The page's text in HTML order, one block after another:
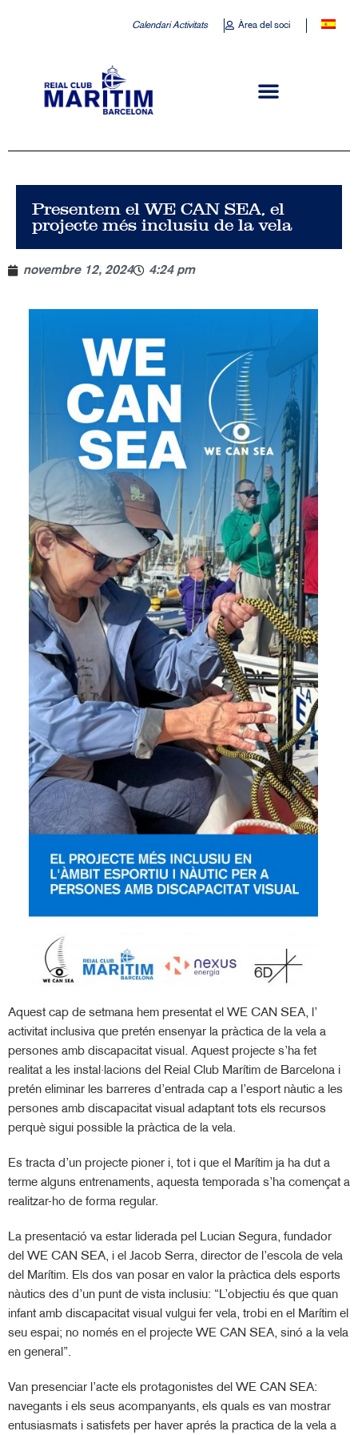
Calendari Activitats Àrea del soci
Presentem el WE CAN SEA, el
projecte més inclusiu de la vela
novembre 12, 2024 4:24 pm
Aquest cap de setmana hem presentat el WE CAN SEA, l’
activitat inclusiva que pretén ensenyar la pràctica de la vela a
persones amb discapacitat visual. Aquest projecte s’ha fet
realitat a les instal·lacions del Reial Club Marítim de Barcelona i
pretén eliminar les barreres d’entrada cap a l’esport nàutic a les
persones amb discapacitat visual adaptant tots els recursos
perquè sigui possible la pràctica de la vela.
Es tracta d’un projecte pioner i, tot i que el Marítim ja ha dut a
terme alguns entrenaments, aquesta temporada s’ha començat a
realitzar-ho de forma regular.
La presentació va estar liderada pel Lucian Segura, fundador
del WE CAN SEA, i el Jacob Serra, director de l’escola de vela
del Marítim. Els dos van posar en valor la pràctica dels esports
nàutics des d’un punt de vista inclusiu: “L’objectiu és que quan
infant amb discapacitat visual vulgui fer vela, trobi en el Marítim el
seu espai; no només en el projecte WE CAN SEA, sinó a la vela
en general”.
Van presenciar l’acte els protagonistes del WE CAN SEA:
navegants i els seus acompanyants, els quals es van mostrar
entusiasmats i satisfets per haver aprés la practica de la vela a